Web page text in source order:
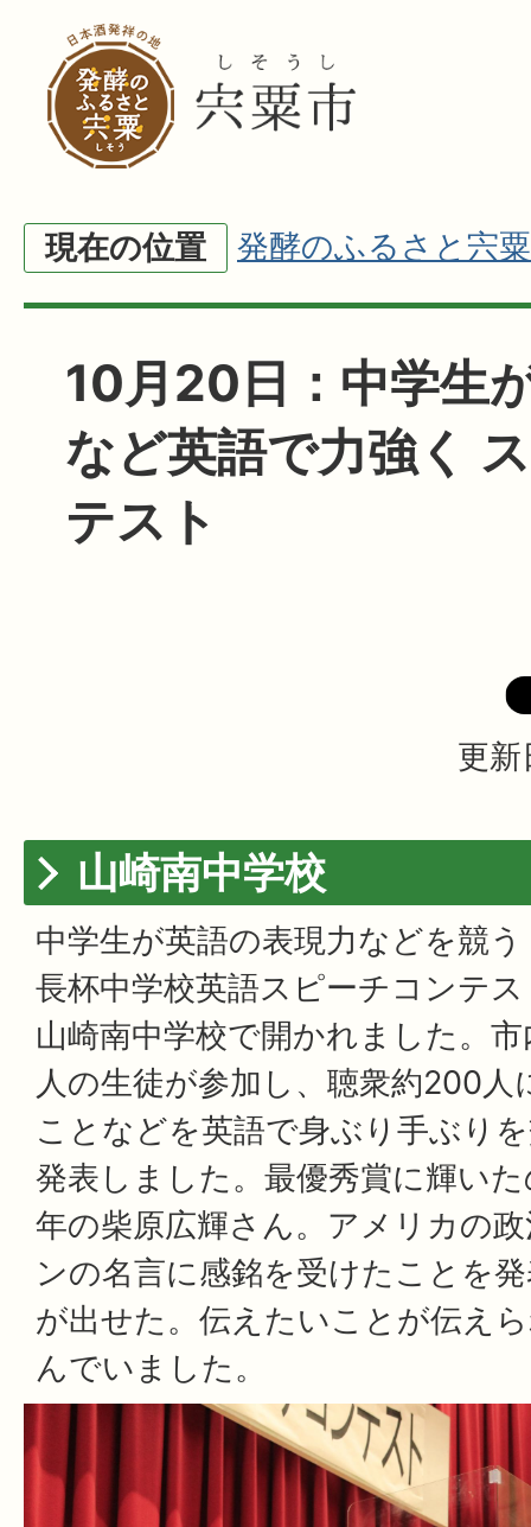
現在の位置 発酵のふるさと宍粟
10月20日：中学生
など英語で力強く
テスト
更
山崎南中学校
中学生が英語の表現力などを競
長杯中学校英語スピーチコンテ
山崎南中学校で開かれました。
人の生徒が参加し、聴衆約200人
ことなどを英語で身ぶり手ぶり
発表しました。最優秀賞に輝い
年の柴原広輝さん。アメリカの
ンの名言に感銘を受けたことを
が出せた。伝えたいことが伝え
んでいました。